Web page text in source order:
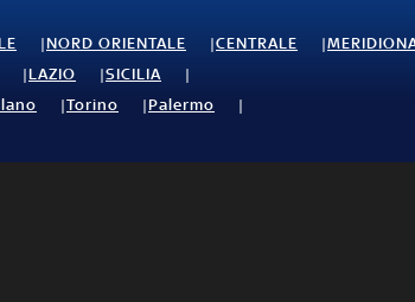
NORD ORIENTALE CENTRALE
LAZIO
SICILIA
Torino Palermo